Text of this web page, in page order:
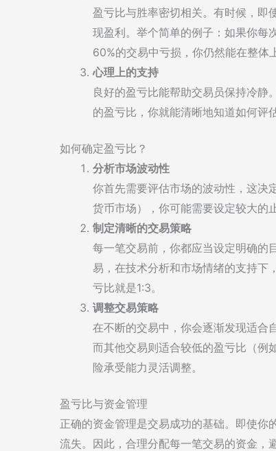
盈亏比与胜率密切相关。有时候，即
现盈利。举个简单的例子：如果你每
60%的交易中亏损，你仍然能在整体
心理上的支持
良好的盈亏比能帮助交易员保持冷静
的盈亏比，你就能清晰地知道如何评
如何确定盈亏比？
分析市场波动性
你首先需要评估市场的波动性，这决
货币市场），你可能需要设定较大的
制定清晰的交易策略
每一笔交易前，你都应当设定明确的
易，在技术分析和市场情绪的支持下
亏比就是1:3。
调整交易策略
在不断的交易中，你会逐渐发现适合
而其他交易则适合较低的盈亏比（例
险承受能力灵活调整。
盈亏比与资金管理
正确的资金管理是交易成功的基础。即使你
流失。因此，合理分配每一笔交易的资金，